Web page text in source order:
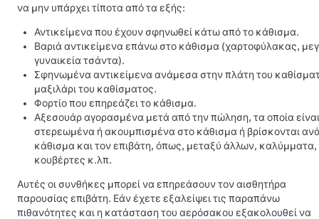
να μην υπάρχει τίποτα από τα εξής:
Αντικείμενα που έχουν σφηνωθεί κάτω από το κάθισμα.
Βαριά αντικείμενα επάνω στο κάθισμα (χαρτοφύλακας,
γυναικεία τσάντα).
Σφηνωμένα αντικείμενα ανάμεσα στην πλάτη του
μαξιλάρι του καθίσματος.
Φορτίο που επηρεάζει το κάθισμα.
Αξεσουάρ αγορασμένα μετά από την πώληση, τα οποία είναι
στερεωμένα ή ακουμπισμένα στο κάθισμα ή βρίσκονται
κάθισμα και τον επιβάτη, όπως, μεταξύ άλλων, καλύμματα,
κουβέρτες κ.λπ.
Αυτές οι συνθήκες μπορεί να επηρεάσουν τον αισθητήρα
παρουσίας επιβάτη. Εάν έχετε εξαλείψει τις παραπάνω
πιθανότητες και η κατάσταση του αερόσακου εξακολουθεί να